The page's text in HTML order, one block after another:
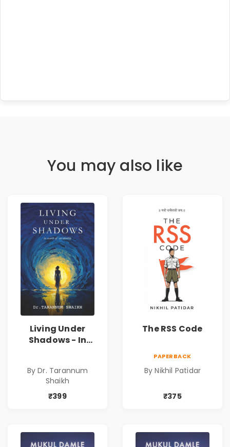
You may also like
Living Under
Shadows - In
Tarannum Shaikh
| Pre-Order
By Dr. Tarannum
Shaikh
₹399
The RSS Code
PAPERBACK
By Nikhil Patidar
₹375